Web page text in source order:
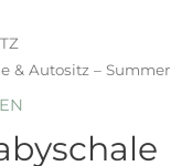
& Autositz – Summer